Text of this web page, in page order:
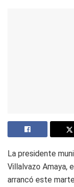
La presidente
Villalvazo Amaya,
arrancó este